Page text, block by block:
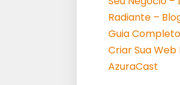
Radiante –
Guia
Criar Sua
AzuraCast